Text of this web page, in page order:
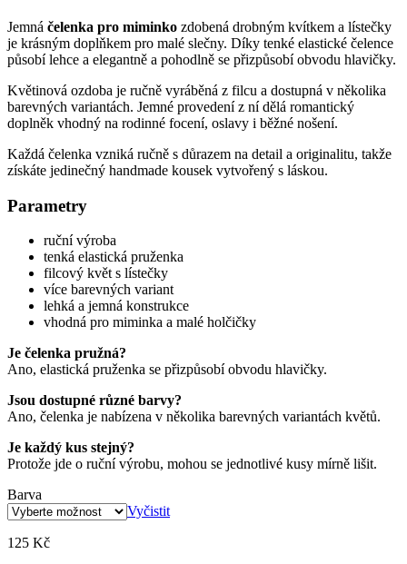
Jemná čelenka pro miminko zdobená drobným kvítkem a lístečky
je krásným doplňkem pro malé slečny. Díky tenké elastické čelence
působí lehce a elegantně a pohodlně se přizpůsobí obvodu hlavičky.
Květinová ozdoba je ručně vyráběná z filcu a dostupná v několika
barevných variantách. Jemné provedení z ní dělá romantický
doplněk vhodný na rodinné focení, oslavy i běžné nošení.
Každá čelenka vzniká ručně s důrazem na detail a originalitu, takže
získáte jedinečný handmade kousek vytvořený s láskou.
Parametry
ruční výroba
tenká elastická pruženka
filcový květ s lístečky
více barevných variant
lehká a jemná konstrukce
vhodná pro miminka a malé holčičky
Je čelenka pružná?
Ano, elastická pruženka se přizpůsobí obvodu hlavičky.
Jsou dostupné různé barvy?
Ano, čelenka je nabízena v několika barevných variantách květů.
Je každý kus stejný?
Protože jde o ruční výrobu, mohou se jednotlivé kusy mírně lišit.
Barva
Vyčistit
125 Kč